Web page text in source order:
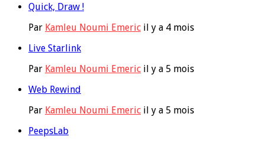
Quick, Draw !
Par Kamleu Noumi Emeric il y a 4 mois
Live Starlink
Par Kamleu Noumi Emeric il y a 5 mois
Web Rewind
Par Kamleu Noumi Emeric il y a 5 mois
PeepsLab